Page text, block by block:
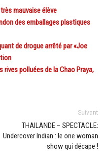
mauvaise élève
des emballages plastiques
de drogue arrêté par «Joe
rives polluées de la Chao Praya,
Suivant
THAILANDE – SPECTACLE:
Undercover Indian : le one woman
show qui décape !